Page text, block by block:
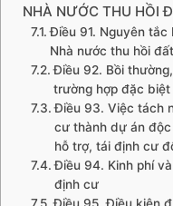
NHÀ NƯỚC THU HỒI
Điều 91. Nguyên
Nhà nước thu hồi đất
Điều 92. Bồi
trường hợp đặc biệt
Điều 93. Việc tách
cư thành dự án
hỗ trợ, tái định cư
Điều 94. Kinh phí
định cư